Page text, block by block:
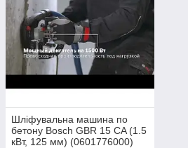
Шліфувальна машина по
бетону Bosch GBR 15 CA (1.5
кВт, 125 мм) (0601776000)